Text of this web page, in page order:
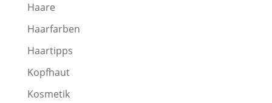
Haare
Haarfarben
Haartipps
Kopfhaut
Kosmetik